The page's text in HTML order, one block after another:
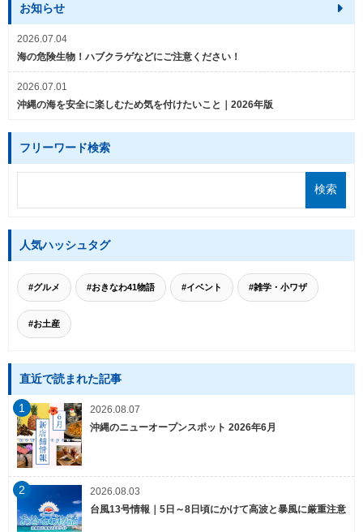
お知らせ
2026.07.04
海の危険生物！ハブクラゲなどにご注意ください！
2026.07.01
沖縄の海を安全に楽しむため気を付けたいこと｜2026年版
フリーワード検索
人気ハッシュタグ
#グルメ #おきなわ41物語 #イベント #雑学・小ワザ
#お土産
直近で読まれた記事
1
2026.08.07
沖縄のニューオープンスポット 2026年6月
2
2026.08.03
台風13号情報｜5日～8日頃にかけて高波と暴風に厳重注意